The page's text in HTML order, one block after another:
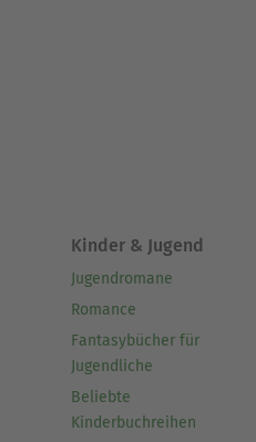
Kinder & Jugend
Jugendromane
Romance
Fantasybücher für
Jugendliche
Beliebte
Kinderbuchreihen